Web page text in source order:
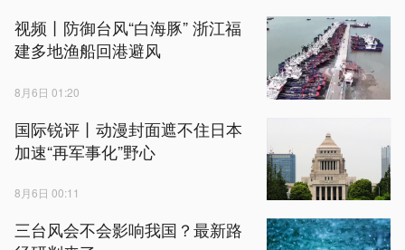
视频丨防御台风“白海豚” 浙江福
建多地渔船回港避风
8月6日 01:20
国际锐评丨动漫封面遮不住日本
加速“再军事化”野心
8月6日 00:11
三台风会不会影响我国？最新路